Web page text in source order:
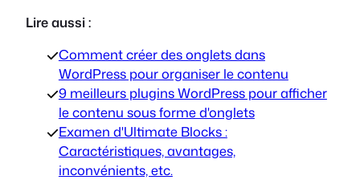
Lire aussi :
Comment créer des onglets dans
WordPress pour organiser le contenu
9 meilleurs plugins WordPress pour afficher
le contenu sous forme d'onglets
Examen d'Ultimate Blocks :
Caractéristiques, avantages,
inconvénients, etc.